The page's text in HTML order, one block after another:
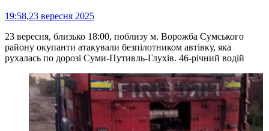
19:58,23 вересня 2025
23 вересня, близько 18:00, поблизу м. Ворожба Сумського
району окупанти атакували безпілотником автівку, яка
рухалась по дорозі Суми-Путивль-Глухів. 46-річний водій